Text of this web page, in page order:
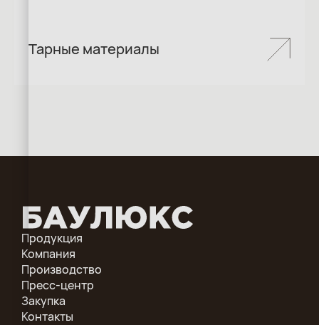
Тарные материалы
Продукция
Компания
Производство
Пресс-центр
Закупка
Контакты